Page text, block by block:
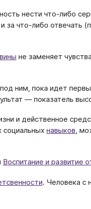
нести что-либо
за что-либо отвечать
не заменяет
ним, пока идет
― показатель
и действенное
навыков,
Воспитание и развитие
. Человека с